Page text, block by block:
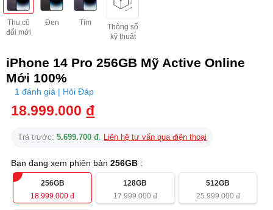
Thu cũ
đổi mới
Đen Tím
Thông số
kỹ thuật
iPhone 14 Pro 256GB Mỹ Active Online
Mới 100%
1 đánh giá | Hỏi Đáp
18.999.000 đ
Trả trước:5.699.700 đ. Liên hệ tư vấn qua điện thoại
Bạn đang xem phiên bản256GB :
256GB
18.999.000 đ
128GB
17.999.000đ
512GB
25.999.000đ